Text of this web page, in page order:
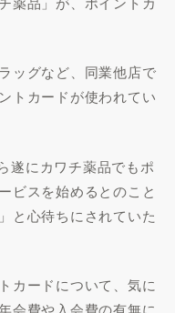
ッグなど、同業他店で
トカードが使われてい
遂にカワチ薬品でもポ
ビスを始めるとのこと
と心待ちにされていた
カードについて、気に